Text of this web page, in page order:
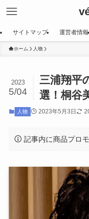
サイトマップ 運営者情報
ホーム 人物
三浦翔平
選！桐谷
2023
5/04
人物 2023年5月3日
記事内に商品プロ